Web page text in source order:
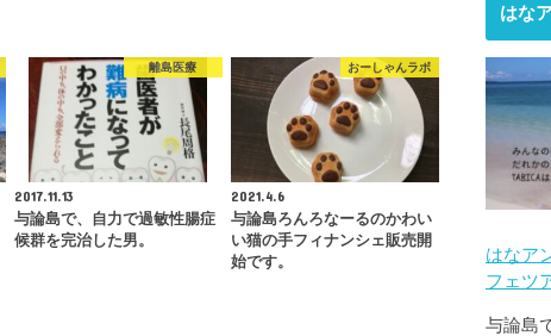
離島医療
2017.11.13
与論島で、自力で過敏性腸症
候群を完治した男。
おーしゃんラボ
2021.4.6
与論島ろんろなーるのかわい
い猫の手フィナンシェ販売開
始です。
はな
はなア
フェツ
与論島